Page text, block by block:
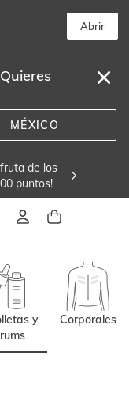
Abrir
MÉXICO
de los
puntos!
y
Corporales